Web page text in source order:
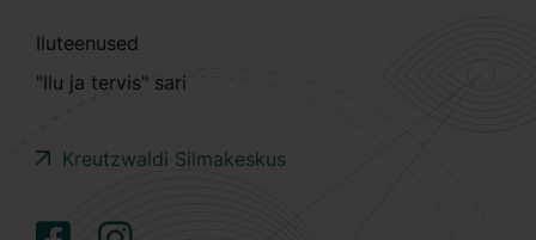
Iluteenused
"Ilu ja tervis" sari
Kreutzwaldi Silmakeskus